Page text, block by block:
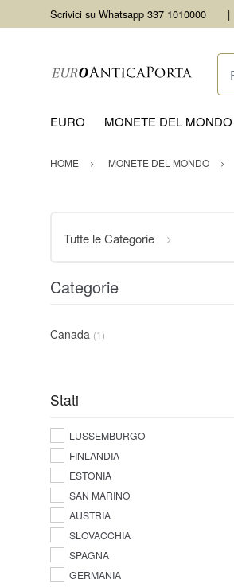
Scrivici su Whatsapp 337 1010000
EURO MONETE DEL MONDO
HOME MONETE DEL MONDO
Tutte le Categorie
Categorie
Canada (1)
Stati
LUSSEMBURGO
FINLANDIA
ESTONIA
SAN MARINO
AUSTRIA
SLOVACCHIA
SPAGNA
GERMANIA